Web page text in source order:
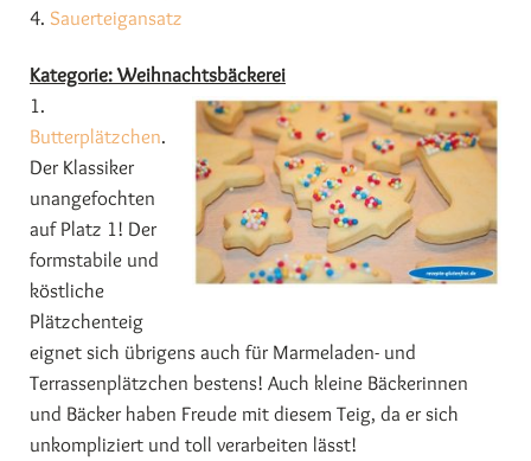
4. Sauerteigansatz
Kategorie: Weihnachtsbäckerei
1.
Butterplätzchen.
Der Klassiker
unangefochten
auf Platz 1! Der
formstabile und
köstliche
Plätzchenteig
eignet sich übrigens auch für Marmeladen- und
Terrassenplätzchen bestens! Auch kleine Bäckerinnen
und Bäcker haben Freude mit diesem Teig, da er sich
unkompliziert und toll verarbeiten lässt!